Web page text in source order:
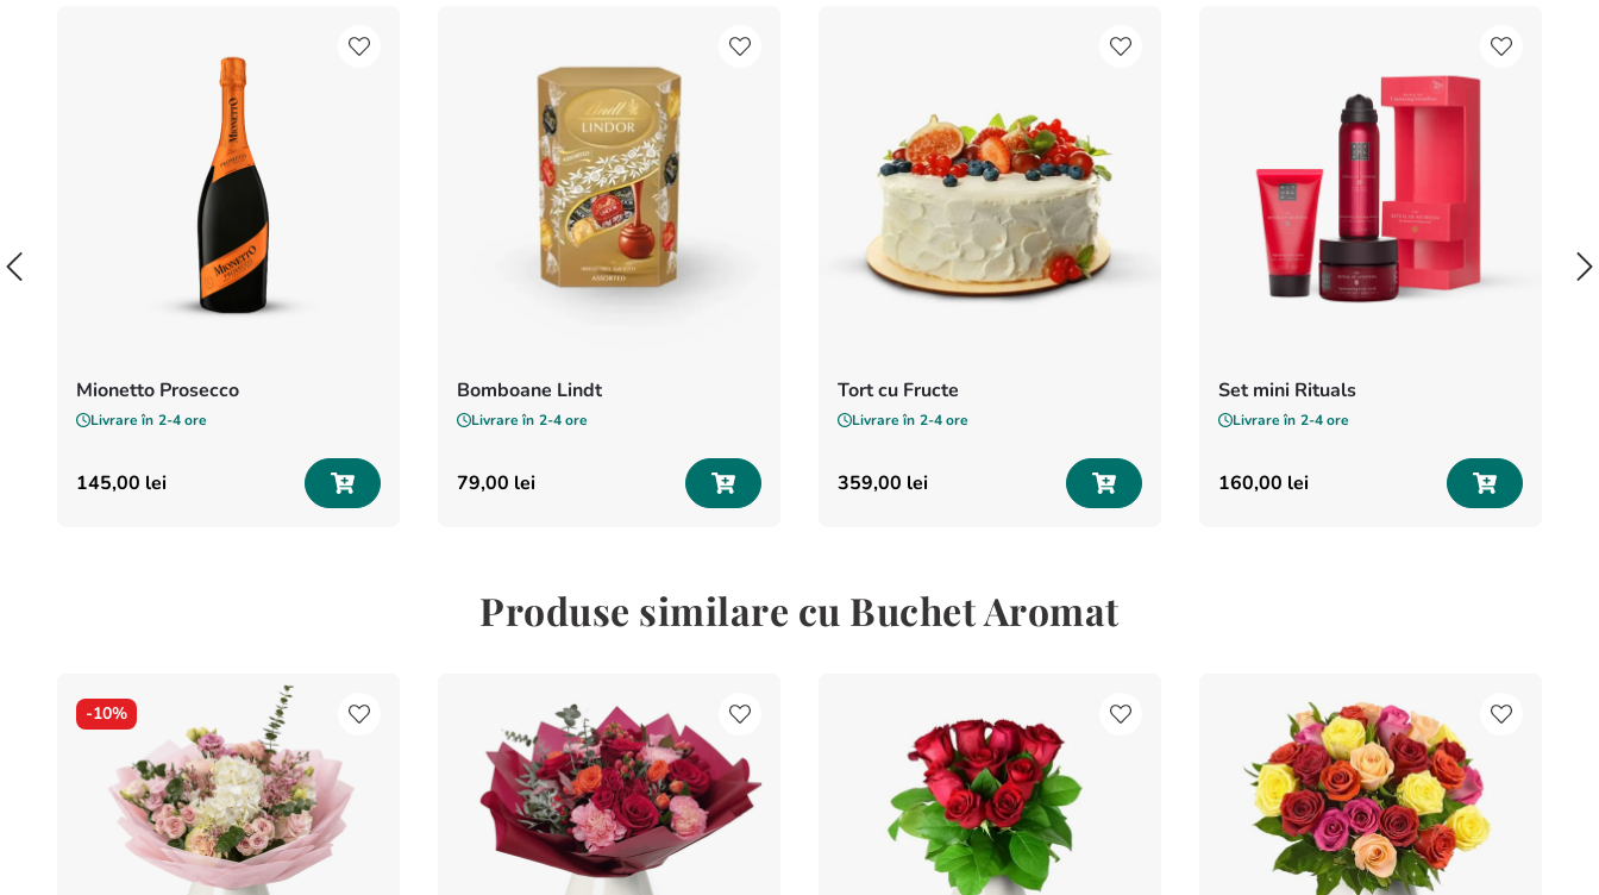
Mionetto Prosecco
Livrare în 2-4 ore
145,00 lei
Bomboane Lindt
Livrare în 2-4 ore
79,00 lei
Tort cu Fructe
Livrare în 2-4 ore
359,00 lei
Set mini Rituals
Livrare în 2-4 ore
160,00 lei
Produse similare cu Buchet Aromat
-10%